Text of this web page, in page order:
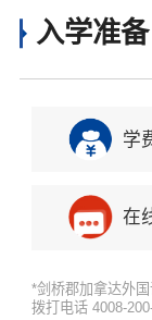
入学准备
学
在
*剑桥郡加拿达外
拨打电话 4008-